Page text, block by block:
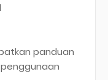
panduan